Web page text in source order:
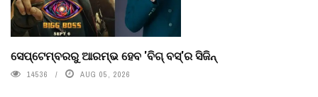
ସେପ୍ଟେମ୍ବରରୁ ଆରମ୍ଭ ହେବ 'ବିଗ୍ ବସ୍'ର ସିଜିନ୍
14536 AUG 05, 2026